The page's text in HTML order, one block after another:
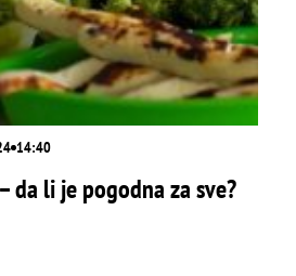
14:40
da li je pogodna za sve?